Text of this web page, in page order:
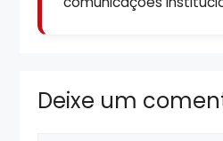
Deixe um